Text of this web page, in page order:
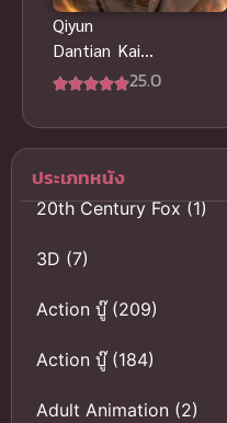
Qiyun
Dantian Kaiju
Qiandao
Dantian ซับ
ไทย
25.0
ประเภทหนัง
20th Century Fox(1)
3D (7)
Action บู๊(209)
Action บู๊(184)
Adult Animation (2)